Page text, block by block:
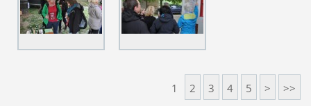
1 2 3 4 5 > >>